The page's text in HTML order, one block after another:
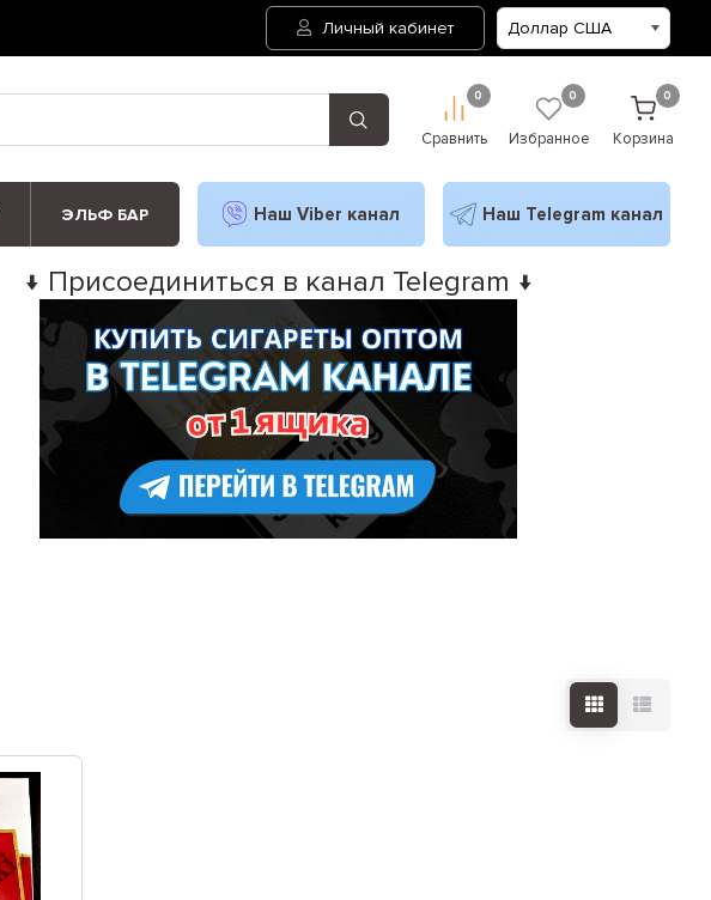
Личный кабинет
0
Сравнить
0
Избранное
0
Корзина
ЭЛЬФ БАР Наш Viber канал Наш Telegram канал
↓ Присоединиться в канал Telegram ↓